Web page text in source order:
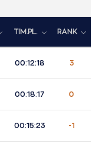
TIM.PL. RANK
00:12:18 3
00:18:17 0
00:15:23 -1